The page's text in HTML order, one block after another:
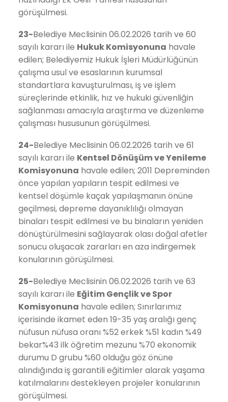
görüşülmesi.
23-Belediye Meclisinin 06.02.2026 tarih ve 60
sayılı kararı ile HukukKomisyonuna havale
edilen; Belediyemiz Hukuk İşleri Müdürlüğünün
çalışma usul ve esaslarının kurumsal
standartlara kavuşturulması, iş ve işlem
süreçlerinde etkinlik, hız ve hukuki güvenliğin
sağlanması amacıyla araştırma ve düzenleme
çalışması hususunun görüşülmesi.
24-Belediye Meclisinin 06.02.2026 tarih ve 61
sayılı kararı ile Kentsel Dönüşüm ve Yenileme
Komisyonuna havale edilen; 2011 Depreminden
önce yapılan yapıların tespit edilmesi ve
kentsel döşümle kaçak yapılaşmanın önüne
geçilmesi, depreme dayanıklılığı olmayan
binaları tespit edilmesi ve bu binaların yeniden
dönüştürülmesini sağlayarak olası doğal afetler
sonucu oluşacak zararları en aza indirgemek
konularının görüşülmesi.
25-Belediye Meclisinin 06.02.2026 tarih ve 63
sayılı kararı ile Eğitim Gençlik ve Spor
Komisyonuna havale edilen; Sınırlarımız
içerisinde ikamet eden 19-35 yaş aralığı genç
nüfusun nüfusa oranı %52 erkek %51 kadın %49
bekar%43 ilk öğretim mezunu %70 ekonomik
durumu D grubu %60 olduğu göz önüne
alındığında iş garantili eğitimler alarak yaşama
katılmalarını destekleyen projeler konularının
görüşülmesi.